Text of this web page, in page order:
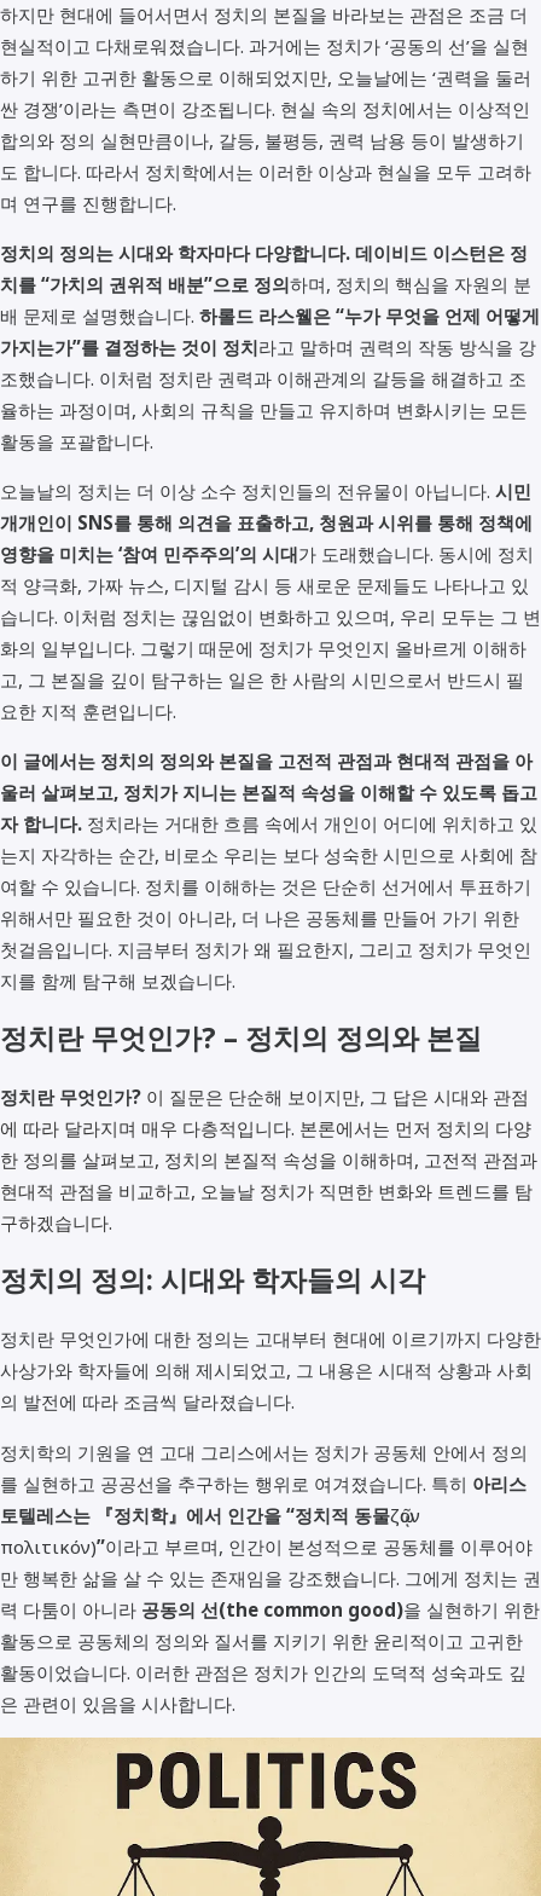
하지만 현대에 들어서면서 정치의 본질을 바라보는 관점은 조금 더
현실적이고 다채로워졌습니다. 과거에는 정치가 ‘공동의 선’을 실현
하기 위한 고귀한 활동으로 이해되었지만, 오늘날에는 ‘권력을 둘러
싼 경쟁’이라는 측면이 강조됩니다. 현실 속의 정치에서는 이상적인
합의와 정의 실현만큼이나, 갈등, 불평등, 권력 남용 등이 발생하기
도 합니다. 따라서 정치학에서는 이러한 이상과 현실을 모두 고려하
며 연구를 진행합니다.
정치의 정의는 시대와 학자마다 다양합니다. 데이비드 이스턴은 정
치를 “가치의 권위적 배분”으로 정의하며, 정치의 핵심을 자원의 분
배 문제로 설명했습니다. 하롤드 라스웰은 “누가 무엇을 언제 어떻게
가지는가”를 결정하는 것이 정치라고 말하며 권력의 작동 방식을 강
조했습니다. 이처럼 정치란 권력과 이해관계의 갈등을 해결하고 조
율하는 과정이며, 사회의 규칙을 만들고 유지하며 변화시키는 모든
활동을 포괄합니다.
오늘날의 정치는 더 이상 소수 정치인들의 전유물이 아닙니다. 시민
개개인이 SNS를 통해 의견을 표출하고, 청원과 시위를 통해 정책에
영향을 미치는 ‘참여 민주주의’의 시대가 도래했습니다. 동시에 정치
적 양극화, 가짜 뉴스, 디지털 감시 등 새로운 문제들도 나타나고 있
습니다. 이처럼 정치는 끊임없이 변화하고 있으며, 우리 모두는 그 변
화의 일부입니다. 그렇기 때문에 정치가 무엇인지 올바르게 이해하
고, 그 본질을 깊이 탐구하는 일은 한 사람의 시민으로서 반드시 필
요한 지적 훈련입니다.
이 글에서는 정치의 정의와 본질을 고전적 관점과 현대적 관점을 아
울러 살펴보고, 정치가 지니는 본질적 속성을 이해할 수 있도록 돕고
자 합니다. 정치라는 거대한 흐름 속에서 개인이 어디에 위치하고 있
는지 자각하는 순간, 비로소 우리는 보다 성숙한 시민으로 사회에 참
여할 수 있습니다. 정치를 이해하는 것은 단순히 선거에서 투표하기
위해서만 필요한 것이 아니라, 더 나은 공동체를 만들어 가기 위한
첫걸음입니다. 지금부터 정치가 왜 필요한지, 그리고 정치가 무엇인
지를 함께 탐구해 보겠습니다.
정치란 무엇인가? – 정치의 정의와 본질
정치란 무엇인가? 이 질문은 단순해 보이지만, 그 답은 시대와 관점
에 따라 달라지며 매우 다층적입니다. 본론에서는 먼저 정치의 다양
한 정의를 살펴보고, 정치의 본질적 속성을 이해하며, 고전적 관점과
현대적 관점을 비교하고, 오늘날 정치가 직면한 변화와 트렌드를 탐
구하겠습니다.
정치의 정의: 시대와 학자들의 시각
정치란 무엇인가에 대한 정의는 고대부터 현대에 이르기까지 다양한
사상가와 학자들에 의해 제시되었고, 그 내용은 시대적 상황과 사회
의 발전에 따라 조금씩 달라졌습니다.
정치학의 기원을 연 고대 그리스에서는 정치가 공동체 안에서 정의
를 실현하고 공공선을 추구하는 행위로 여겨졌습니다. 특히 아리스
토텔레스는 『정치학』에서 인간을 “정치적 동물ζῷον
πολιτικόν)”이라고 부르며, 인간이 본성적으로 공동체를 이루어야
만 행복한 삶을 살 수 있는 존재임을 강조했습니다. 그에게 정치는 권
력 다툼이 아니라 공동의 선(the common good)을 실현하기 위한
활동으로 공동체의 정의와 질서를 지키기 위한 윤리적이고 고귀한
활동이었습니다. 이러한 관점은 정치가 인간의 도덕적 성숙과도 깊
은 관련이 있음을 시사합니다.